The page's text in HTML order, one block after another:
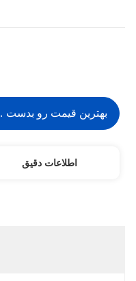
بهترین قیمت رو بدست
اطلاعات دقیق